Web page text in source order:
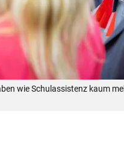
wie Schulassistenz kaum